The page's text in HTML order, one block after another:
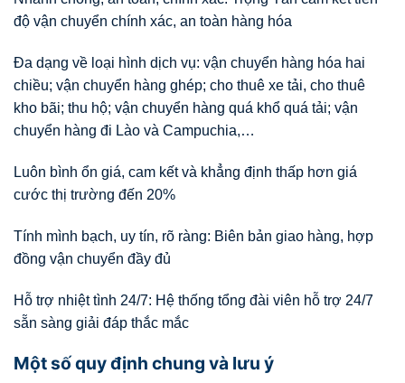
độ vận chuyển chính xác, an toàn hàng hóa
Đa dạng về loại hình dịch vụ: vận chuyển hàng hóa hai
chiều; vận chuyển hàng ghép; cho thuê xe tải, cho thuê
kho bãi; thu hộ; vận chuyển hàng quá khổ quá tải; vận
chuyển hàng đi Lào và Campuchia,…
Luôn bình ổn giá, cam kết và khẳng định thấp hơn giá
cước thị trường đến 20%
Tính mình bạch, uy tín, rõ ràng: Biên bản giao hàng, hợp
đồng vận chuyển đầy đủ
Hỗ trợ nhiệt tình 24/7: Hệ thống tổng đài viên hỗ trợ 24/7
sẵn sàng giải đáp thắc mắc
Một số quy định chung và lưu ý